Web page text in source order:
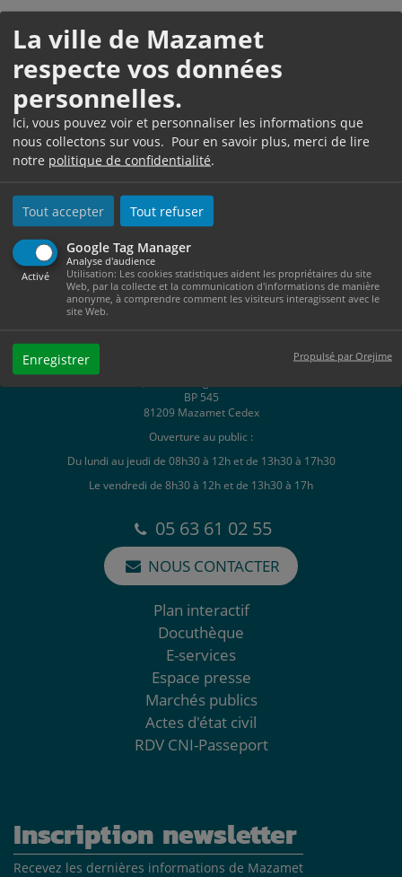
La ville de Mazamet
respecte vos données
personnelles.
Ici, vous pouvez voir et personnaliser les informations que
nous collectons sur vous. Pour en savoir plus, merci de lire
notre politique de confidentialité.
Tout accepter Tout refuser
Google Tag Manager
Activé
Analyse d'audience
Utilisation: Les cookies statistiques aident les propriétaires du site
Web, par la collecte et la communication d'informations de manière
anonyme, à comprendre comment les visiteurs interagissent avec le
site Web.
Enregistrer Propulsé par Orejime
pour toute question ou intervention.
Leurs lignes téléphoniques restent inchangées à
savoir le 05 63 61 14 00 et-ou le 06 83 50 17 80
Merci de votre compréhension.
BP 545
81209 Mazamet Cedex
Ouverture au public :
Du lundi au jeudi de 08h30 à 12h et de 13h30 à 17h30
Le vendredi de 8h30 à 12h et de 13h30 à 17h
05 63 61 02 55
NOUS CONTACTER
Plan interactif
Docuthèque
E-services
Espace presse
Marchés publics
Actes d'état civil
RDV CNI-Passeport
Inscription newsletter
Recevez les dernières informations de Mazamet